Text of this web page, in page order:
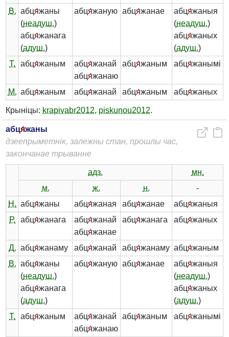
В. абця́жаны
(неадуш.)
абця́жанага
(адуш.)
абця́жаную абця́жанае абця́жаныя
(неадуш.)
абця́жаных
(адуш.)
Т.
абця́жаным абця́жанай
абця́жанаю
абця́жаным абця́жанымі
М. абця́жаным абця́жанай абця́жаным абця́жаных
Крыніцы: krapivabr2012, piskunou2012.
абця́жаны
дзеепрыметнік, залежны стан, прошлы час,
закончанае трыванне
адз.
мн.
м.
ж. н.
-
Н. абця́жаны абця́жаная абця́жанае абця́жаныя
Р.
абця́жанага абця́жанай
абця́жанае
абця́жанага абця́жаных
Д. абця́жанаму абця́жанай абця́жанаму абця́жаным
В. абця́жаны
(неадуш.)
абця́жанага
(адуш.)
абця́жаную абця́жанае абця́жаныя
(неадуш.)
абця́жаных
(адуш.)
Т.
абця́жаным абця́жанай
абця́жанаю
абця́жаным абця́жанымі